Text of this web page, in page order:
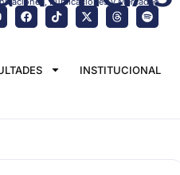
INSTITUCIONAL